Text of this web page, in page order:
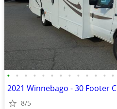
• • • • • • • • • • • • •
2021 Winnebago - 30 Footer
8/5